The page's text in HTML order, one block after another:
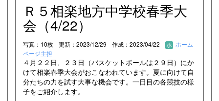
Ｒ５相楽地方中学校春季大
会（4/22）
写真：10枚 更新：2023/12/29 作成：2023/04/22
ホーム
ページ主担
４月２２日、２３日（バスケットボールは２９日）にか
けて相楽春季大会がおこなわれています。夏に向けて自
分たちの力を試す大事な機会です。一日目の各競技の様
子をご紹介します。